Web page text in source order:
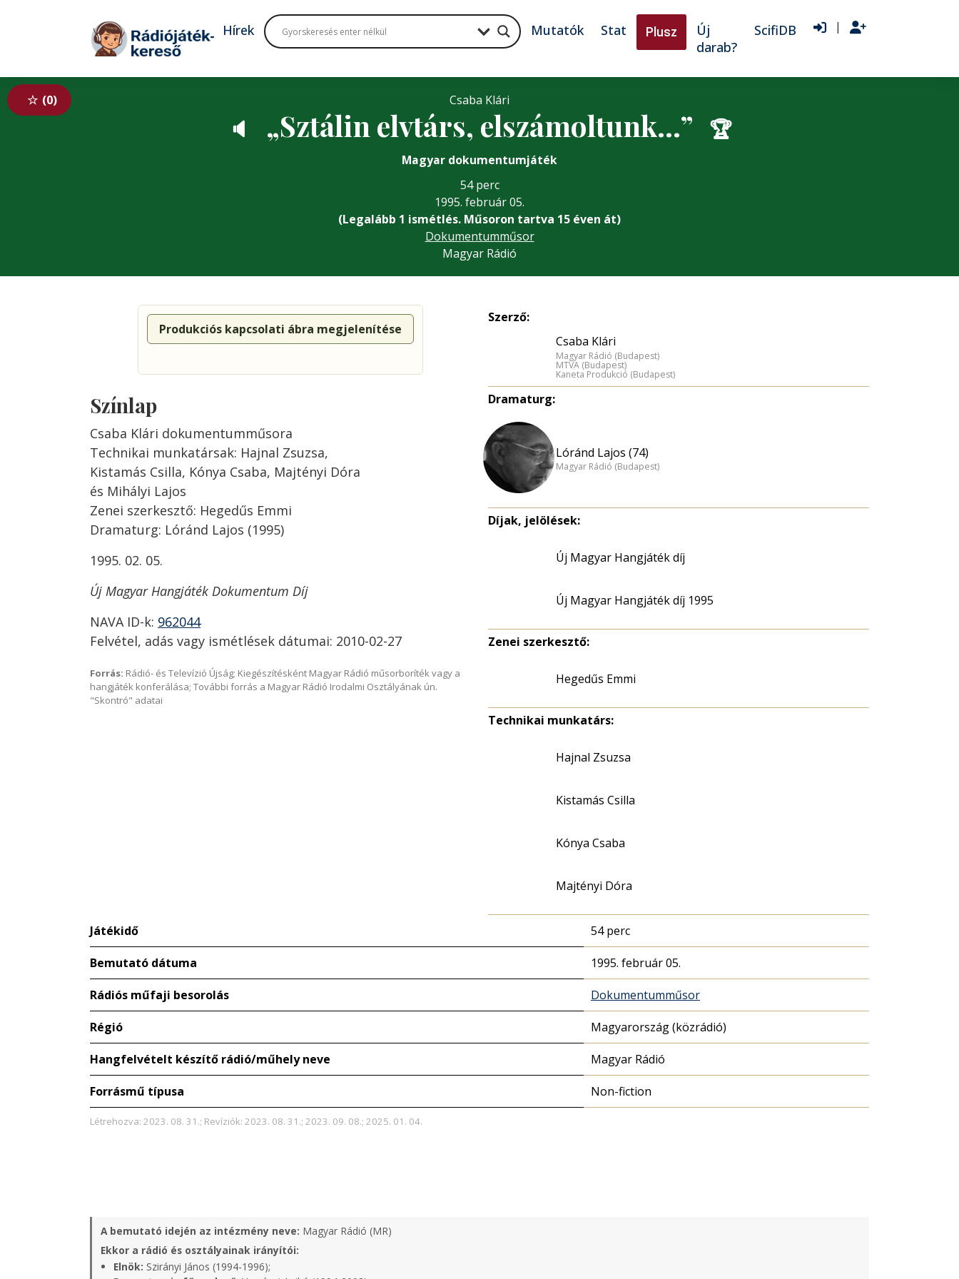
Tovább a tartalomhoz
Hírek Mutatók Stat Plusz
Új
darab?
ScifiDB |
0 Csaba Klári
🔈 „Sztálin elvtárs, elszámoltunk…” 🏆
Magyar dokumentumjáték
54 perc
1995. február 05.
(Legalább 1 ismétlés. Műsoron tartva 15 éven át)
Dokumentumműsor
Magyar Rádió
Produkciós kapcsolati ábra megjelenítése
Színlap
Csaba Klári dokumentumműsora
Technikai munkatársak: Hajnal Zsuzsa,
Kistamás Csilla, Kónya Csaba, Majtényi Dóra
és Mihályi Lajos
Zenei szerkesztő: Hegedűs Emmi
Dramaturg: Lóránd Lajos (1995)
1995. 02. 05.
Új Magyar Hangjáték Dokumentum Díj
NAVA ID-k: 962044
Felvétel, adás vagy ismétlések dátumai: 2010-02-27
Forrás: Rádió- és Televízió Újság; Kiegészítésként Magyar Rádió műsorboríték vagy a
hangjáték konferálása; További forrás a Magyar Rádió Irodalmi Osztályának ún.
"Skontró" adatai
Szerző:
Csaba Klári
Magyar Rádió (Budapest)
MTVA (Budapest)
Kaneta Produkció (Budapest)
Dramaturg:
Lóránd Lajos (74)
Magyar Rádió (Budapest)
Díjak, jelölések:
Új Magyar Hangjáték díj
Új Magyar Hangjáték díj 1995
Zenei szerkesztő:
Hegedűs Emmi
Technikai munkatárs:
Hajnal Zsuzsa
Kistamás Csilla
Kónya Csaba
Majtényi Dóra
Játékidő 54 perc
Bemutató dátuma 1995. február 05.
Rádiós műfaji besorolás Dokumentumműsor
Régió Magyarország (közrádió)
Hangfelvételt készítő rádió/műhely neve Magyar Rádió
Forrásmű típusa Non-fiction
Létrehozva: 2023. 08. 31.; Revíziók: 2023. 08. 31.; 2023. 09. 08.; 2025. 01. 04.
A bemutató idején az intézmény neve: Magyar Rádió (MR)
Ekkor a rádió és osztályainak irányítói:
Elnök: Szirányi János (1994-1996);